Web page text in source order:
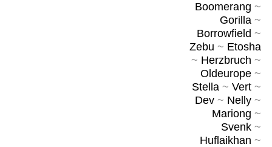
Boomerang ~
Gorilla~
Borrowfield ~
Zebu ~ Etosha
~ Herzbruch ~
Oldeurope~
Stella~ Vert~
Dev~ Nelly~
Mariong ~
Svenk~
Huflaikhan ~